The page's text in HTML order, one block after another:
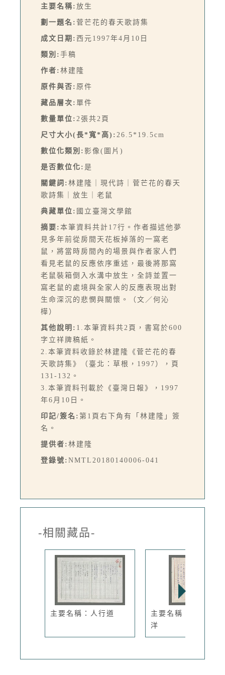
主要名稱: 放生
劃一題名: 菅芒花的春天歌詩集
成文日期: 西元1997年4月10日
類別: 手稿
作者: 林建隆
原件與否: 原件
藏品層次: 單件
數量單位: 2張共2頁
尺寸大小(長*寬*高): 26.5*19.5cm
數位化類別: 影像(圖片)
是否數位化: 是
關鍵詞: 林建隆｜現代詩｜菅芒花的春天
歌詩集｜放生｜老鼠
典藏單位: 國立臺灣文學館
摘要: 本筆資料共計17行。作者描述他夢
見多年前從房間天花板掉落的一窩老
鼠，將當時房間內的場景與作者家人們
看見老鼠的反應依序重述，最後將那窩
老鼠裝箱倒入水溝中放生，全詩並置一
窩老鼠的處境與全家人的反應表現出對
生命深沉的悲憫與關懷。（文／何沁
樺）
其他說明: 1.本筆資料共2頁，書寫於600
字立祥牌稿紙。
2.本筆資料收錄於林建隆《菅芒花的春
天歌詩集》（臺北：草根，1997），頁
131-132。
3.本筆資料刊載於《臺灣日報》，1997
年6月10日。
印記/簽名: 第1頁右下角有「林建隆」簽
名。
提供者: 林建隆
登錄號: NMTL20180140006-041
-相關藏品-
主要名稱：人行道
主要名稱：夜眺太平
洋